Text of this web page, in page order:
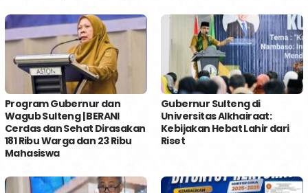
Program Gubernur dan
Wagub Sulteng | BERANI
Cerdas dan Sehat Dirasakan
181 Ribu Warga dan 23 Ribu
Mahasiswa
Gubernur Sulteng di
Universitas Alkhairaat:
Kebijakan Hebat Lahir dari
Riset